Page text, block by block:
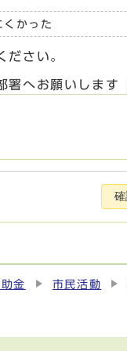
くかった
ださい。
署へお願いしま
金 市民活動